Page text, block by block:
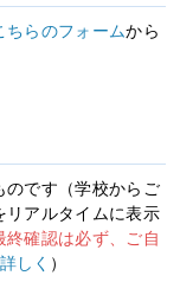
ちらのフォームから
のです（学校からご
リアルタイムに表示
終確認は必ず、ご自
しく ）